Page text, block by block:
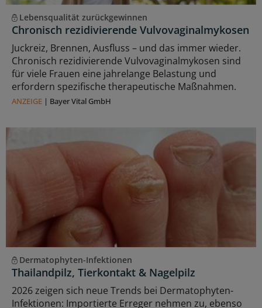
Lebensqualität zurückgewinnen
Chronisch rezidivierende Vulvovaginalmykosen
Juckreiz, Brennen, Ausfluss – und das immer wieder.
Chronisch rezidivierende Vulvovaginalmykosen sind
für viele Frauen eine jahrelange Belastung und
erfordern spezifische therapeutische Maßnahmen.
ANZEIGE | Bayer Vital GmbH
Dermatophyten-Infektionen
Thailandpilz, Tierkontakt & Nagelpilz
2026 zeigen sich neue Trends bei Dermatophyten-
Infektionen: Importierte Erreger nehmen zu, ebenso